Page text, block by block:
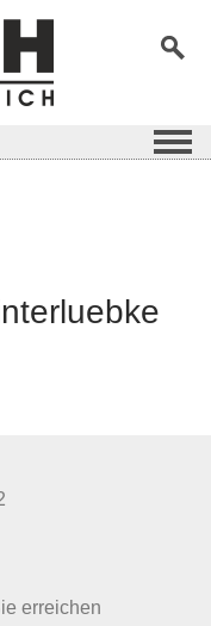
erreichen